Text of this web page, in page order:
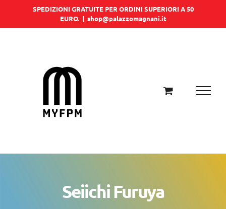
SPEDIZIONI GRATUITE PER ORDINI SUPERIORI A 50
EURO. | shop@palazzomagnani.it
Seiichi Furuya